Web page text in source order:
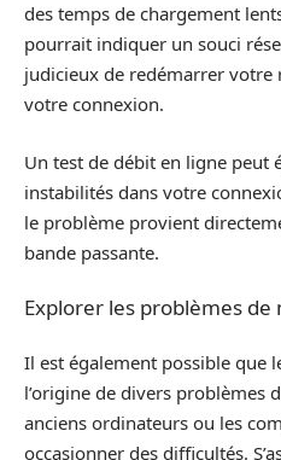
des temps de chargement
pourrait indiquer un souci
judicieux de redémarrer
votre connexion.
Un test de débit en ligne peut
instabilités dans votre
le problème provient
bande passante.
Explorer les problèmes de
Il est également possible que
l’origine de divers problèmes
anciens ordinateurs ou les
occasionner des difficultés.